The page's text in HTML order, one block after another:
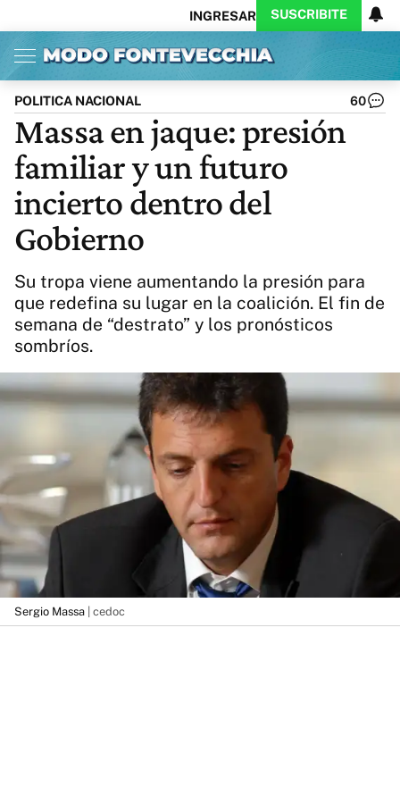
INGRESAR SUSCRIBITE
Inicio Ahora
Opinión
Política
Ciencia
Protagonistas
Cultura
Arte
Educación
Internacional
Clima
CARAS
Exitoina
Turismo
Videos
Córdoba
Reperfilar
Business
Noticias
Diario del Juicio
Actualidad
POLITICA NACIONAL 60
Massa en jaque: presión
familiar y un futuro
incierto dentro del
Gobierno
Su tropa viene aumentando la presión para
que redefina su lugar en la coalición. El fin de
semana de “destrato” y los pronósticos
sombríos.
Sergio Massa | cedoc